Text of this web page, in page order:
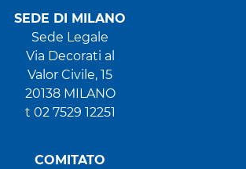
SEDE DI MILANO
Sede Legale
Via Decorati al
Valor Civile, 15
20138 MILANO
t 02 7529 12251
COMITATO